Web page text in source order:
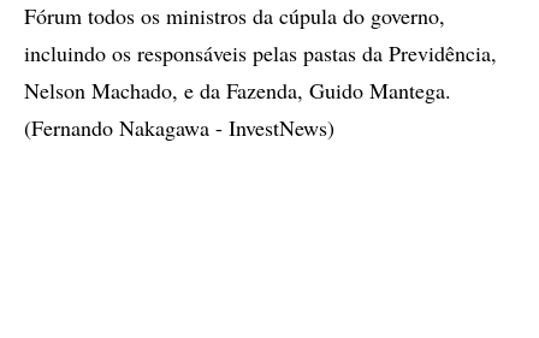
Fórum todos os ministros da cúpula do governo,
incluindo os responsáveis pelas pastas da Previdência,
Nelson Machado, e da Fazenda, Guido Mantega.
(Fernando Nakagawa - InvestNews)